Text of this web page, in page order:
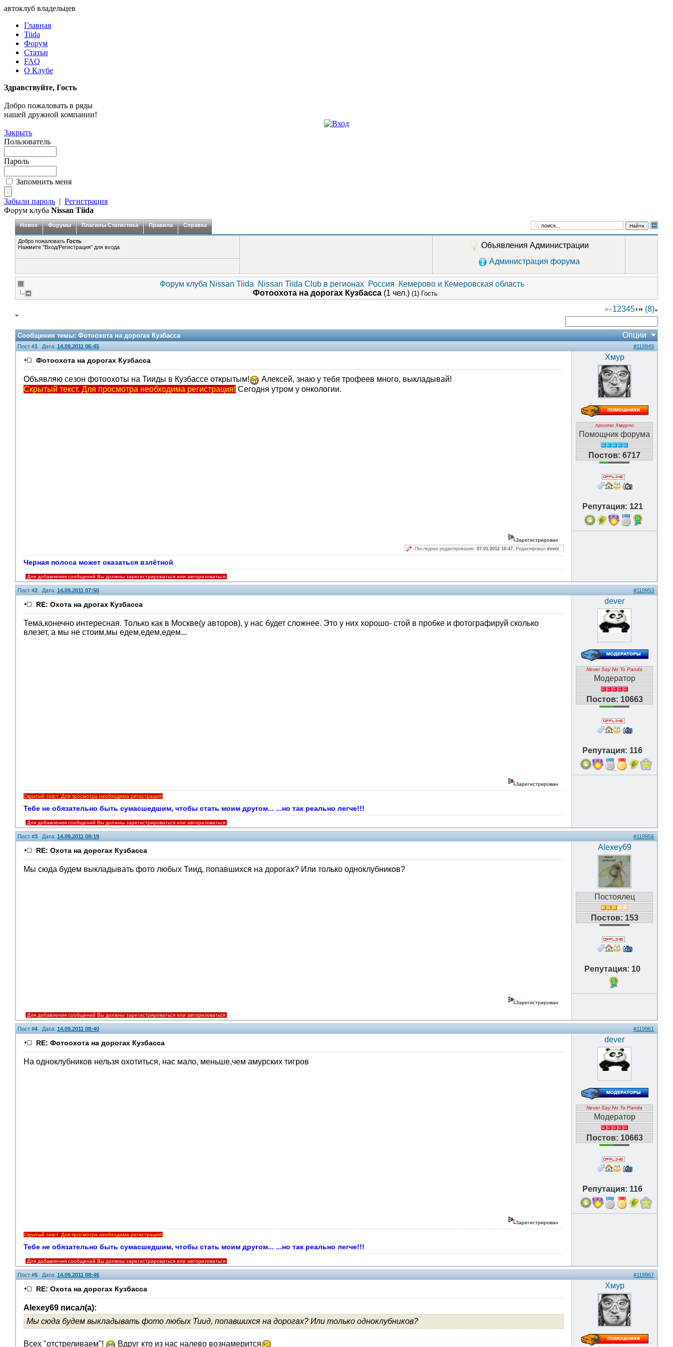
автоклуб владельцев
Главная
Tiida
Форум
Статьи
FAQ
О Клубе
Здравствуйте, Гость
Добро пожаловать в ряды
нашей дружной компании!
Закрыть
Пользователь
Пароль
Запомнить меня
Забыли пароль | Регистрация
Форум клуба Nissan Tiida
Новое Форумы Плагины Статистика Правила Справка Найти
Добро пожаловать Гость
Нажмите "Вход/Регистрация" для входа
Объявления Администрации
Администрация форума
Форум клуба Nissan Tiida Nissan Tiida Club в регионах Россия
Кемерово и Кемеровская область
Фотоохота на дорогах Кузбасса (1 чел.) (1) Гость
12345 (8)
Сообщения темы:Фотоохота на дорогах Кузбасса Опции
Пост #1 Дата: 14.09.2011 06:45 #119949
Фотоохота на дорогах Кузбасса
Объявляю сезон фотоохоты на Тииды в Кузбассе открытым!
Алексей, знаю у тебя трофеев много, выкладывай!
Скрытый текст. Для просмотра необходима регистрация! Сегодня утром у онкологии.
Хмур
просто Хмурло
Помощник форума
Постов: 6717
Репутация: 121
19
Зарегистрирован
Последнее редактирование: 07.01.2012 16:47. Редактировал dever.
Черная полоса может оказаться взлётной
Для добавления сообщений Вы должны зарегистрироваться или авторизоваться
Пост #2 Дата: 14.09.2011 07:50 #119953
RE: Охота на дрогах Кузбасса
Тема,конечно интересная. Только как в Москве(у авторов), у нас будет сложнее. Это у них хорошо- стой в пробке и фотографируй сколько
влезет, а мы не стоим,мы едем,едем,едем...
dever
Never Say No To Panda
Модератор
Постов: 10663
Репутация: 116
18
Зарегистрирован
Скрытый текст. Для просмотра необходима регистрация!
Тебе не обязательно быть сумасшедшим, чтобы стать моим другом... ...но так реально легче!!!
Для добавления сообщений Вы должны зарегистрироваться или авторизоваться
Пост #3 Дата: 14.09.2011 08:19 #119956
RE: Охота на дорогах Кузбасса
Мы сюда будем выкладывать фото любых Тиид, попавшихся на дорогах? Или только одноклубников?
Alexey69
Постоялец
Постов: 153
Репутация: 10
5
Зарегистрирован
Для добавления сообщений Вы должны зарегистрироваться или авторизоваться
Пост #4Дата: 14.09.2011 08:40 #119961
RE: Фотоохота на дорогах Кузбасса
На одноклубников нельзя охотиться, нас мало, меньше,чем амурских тигров
dever
Never Say No To Panda
Модератор
Постов: 10663
Репутация: 116
18
Зарегистрирован
Скрытый текст. Для просмотра необходима регистрация!
Тебе не обязательно быть сумасшедшим, чтобы стать моим другом... ...но так реально легче!!!
Для добавления сообщений Вы должны зарегистрироваться или авторизоваться
Пост #5 Дата: 14.09.2011 08:46 #119967
RE: Охота на дорогах Кузбасса
Alexey69 писал(а):
Мы сюда будем выкладывать фото любых Тиид, попавшихся на дорогах? Или только одноклубников?
Всех "отстреливаем"! Вдруг кто из нас налево вознамерится
Хмур